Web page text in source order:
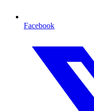
Facebook